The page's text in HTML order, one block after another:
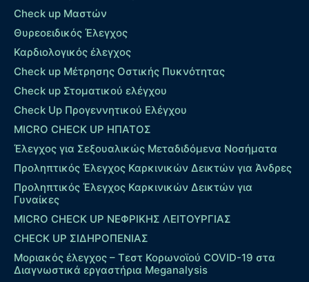
Check up Μαστών
Θυρεοειδικός Έλεγχος
Καρδιολογικός έλεγχος
Check up Mέτρησης Οστικής Πυκνότητας
Check up Στοματικού ελέγχου
Check Up Προγεννητικού Ελέγχου
MICRO CHECK UP HΠΑΤΟΣ
Έλεγχος για Σεξουαλικώς Μεταδιδόμενα Νοσήματα
Προληπτικός Έλεγχος Καρκινικών Δεικτών για Άνδρες
Προληπτικός Έλεγχος Καρκινικών Δεικτών για
Γυναίκες
MICRO CHECK UP ΝΕΦΡΙΚΗΣ ΛΕΙΤΟΥΡΓΙΑΣ
CHECK UP ΣΙΔΗΡΟΠΕΝΙΑΣ
Μοριακός έλεγχος – Τεστ Κορωνοϊού COVID-19 στα
Διαγνωστικά εργαστήρια Meganalysis